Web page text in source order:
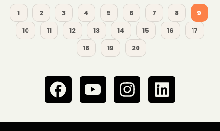
1 2 3 4 5 6 7 8
9
10
11 12 13 14 15 16
17
18
19 20